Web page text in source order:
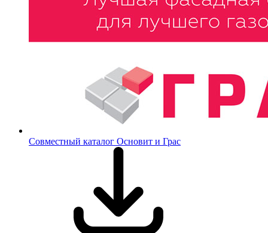
Совместный каталог Основит и Грас